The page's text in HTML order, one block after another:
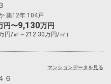
築12年 104戸
円〜9,130万円
円/㎡～212.30万円/㎡）
６
マンションデータを見る